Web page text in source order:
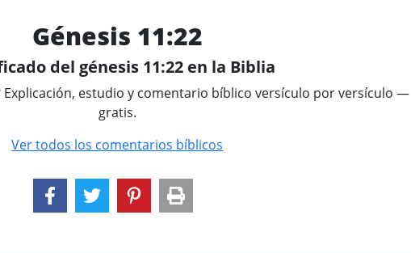
Génesis 11:22
del génesis 11:22 en la Biblia
Explicación, estudio y comentario bíblico versículo por versículo —
gratis.
Ver todos los comentarios bíblicos